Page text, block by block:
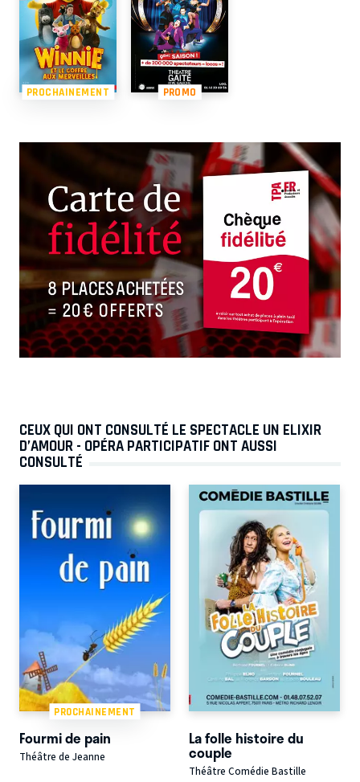
PROCHAINEMENT PROMO
CEUX QUI ONT CONSULTÉ LE SPECTACLE UN ELIXIR
D’AMOUR - OPÉRA PARTICIPATIF ONT AUSSI
CONSULTÉ
PROCHAINEMENT
Fourmi de pain
Théâtre de Jeanne
La folle histoire du
couple
Théâtre Comédie Bastille